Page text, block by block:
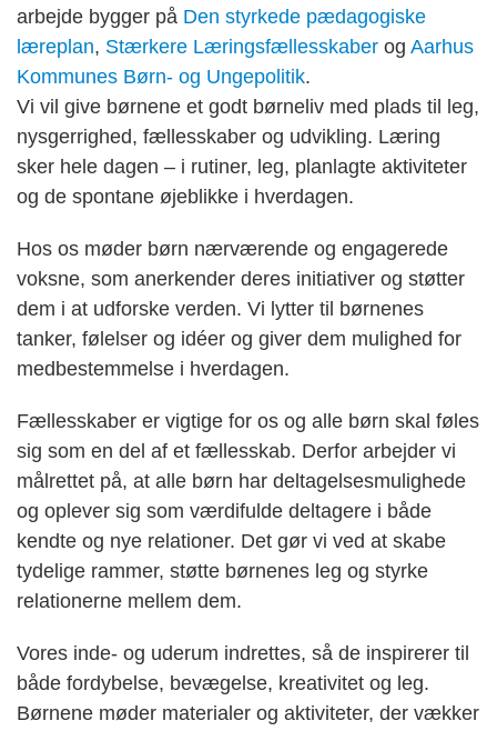
arbejde bygger på Den styrkede pædagogiske
læreplan, Stærkere Læringsfællesskaber og Aarhus
Kommunes Børn- og Ungepolitik.
Vi vil give børnene et godt børneliv med plads til leg,
nysgerrighed, fællesskaber og udvikling. Læring
sker hele dagen – i rutiner, leg, planlagte aktiviteter
og de spontane øjeblikke i hverdagen.
Hos os møder børn nærværende og engagerede
voksne, som anerkender deres initiativer og støtter
dem i at udforske verden. Vi lytter til børnenes
tanker, følelser og idéer og giver dem mulighed for
medbestemmelse i hverdagen.
Fællesskaber er vigtige for os og alle børn skal føles
sig som en del af et fællesskab. Derfor arbejder vi
målrettet på, at alle børn har deltagelsesmulighede
og oplever sig som værdifulde deltagere i både
kendte og nye relationer. Det gør vi ved at skabe
tydelige rammer, støtte børnenes leg og styrke
relationerne mellem dem.
Vores inde- og uderum indrettes, så de inspirerer til
både fordybelse, bevægelse, kreativitet og leg.
Børnene møder materialer og aktiviteter, der vækker